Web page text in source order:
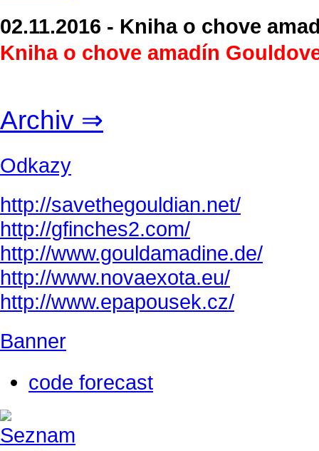
02.11.2016 - Kniha o chove
Kniha o chove amadín
Archiv ⇒
Odkazy
http://savethegouldian.net/
http://gfinches2.com/
http://www.gouldamadine.de/
http://www.novaexota.eu/
http://www.epapousek.cz/
Banner
code forecast